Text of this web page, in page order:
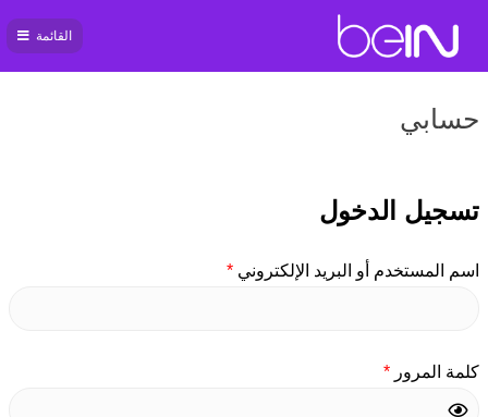
بي ان
القائمة
حسابي
تسجيل الدخول
اسم المستخدم أو البريد الإلكتروني *
كلمة المرور *